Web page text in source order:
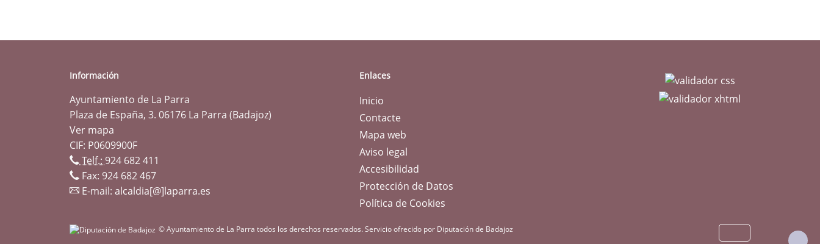
Información
Ayuntamiento de La Parra
Plaza de España, 3. 06176 La Parra (Badajoz)
Ver mapa
CIF: P0609900F
Telf.:924 682 411
Fax: 924 682 467
E-mail: alcaldia[@]laparra.es
Enlaces
Inicio
Contacte
Mapa web
Aviso legal
Accesibilidad
Protección de Datos
Política de Cookies
© Ayuntamiento de La Parra todos los derechos reservados.Servicio ofrecido por Diputación de Badajoz